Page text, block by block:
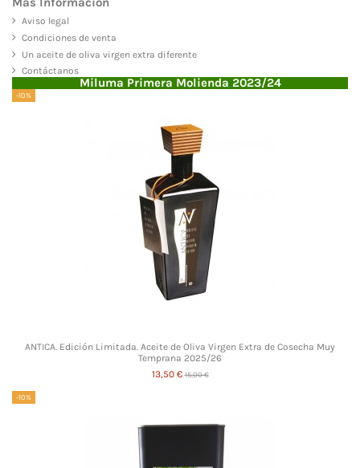
Aviso legal
Condiciones de venta
Un aceite de oliva virgen extra diferente
Contáctanos
Miluma Primera Molienda 2023/24
-10%
ANTICA. Edición Limitada. Aceite de Oliva Virgen Extra de Cosecha Muy
Temprana 2025/26
13,50 €15,00 €
-10%